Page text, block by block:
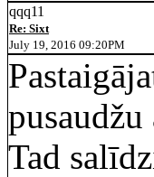
qqq11
Re: Sixt
July 19, 2016 09:20PM
Tad